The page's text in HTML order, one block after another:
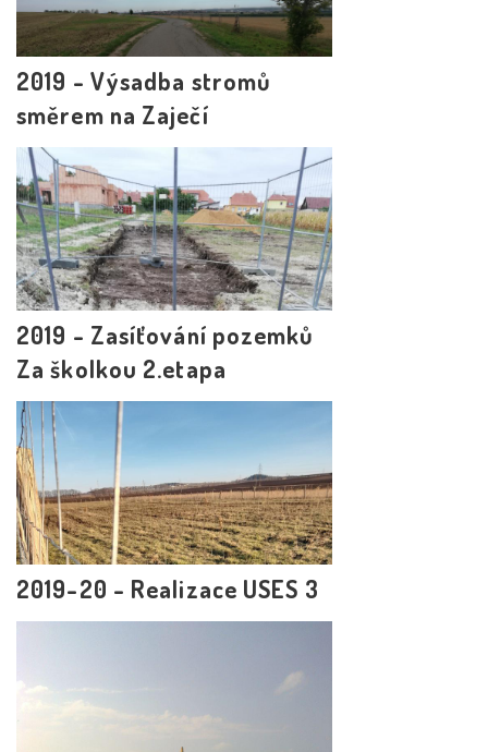
2019 - Výsadba stromů
směrem na Zaječí
2019 - Zasíťování pozemků
Za školkou 2.etapa
2019-20 - Realizace USES 3